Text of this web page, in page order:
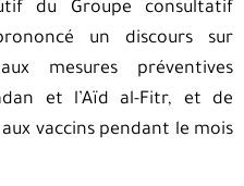
du Groupe consultatif
un discours sur
mesures préventives
et l’Aïd al-Fitr, et de
vaccins pendant le mois